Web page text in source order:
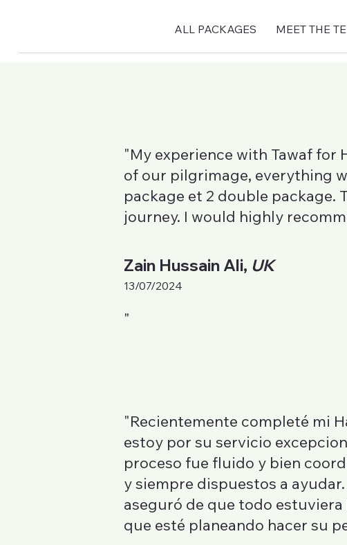
ALL PACKAGES MEET THE
"My experience with Tawaf for
of our pilgrimage, everything
package et 2 double
journey. I would highly
Zain Hussain Ali, UK
13/07/2024
"
"Recientemente completé mi
estoy por su servicio
proceso fue fluido y bien
y siempre dispuestos a
aseguró de que todo
que esté planeando hacer su